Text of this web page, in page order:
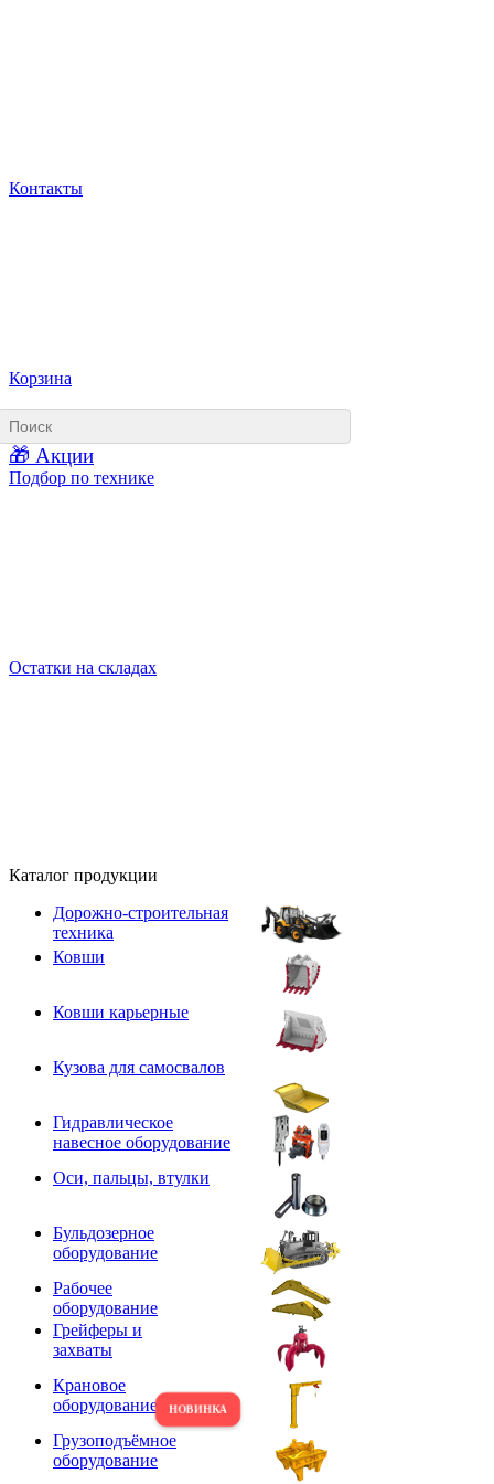
Контакты
Корзина
🎁 Акции
Подбор по технике
Остатки на складах
Каталог продукции
Дорожно-строительная
техника
Ковши
Ковши карьерные
Кузова для самосвалов
Гидравлическое
навесное оборудование
Оси, пальцы, втулки
Бульдозерное
оборудование
Рабочее
оборудование
Грейферы и
захваты
Крановое
оборудование
Грузоподъёмное
оборудование